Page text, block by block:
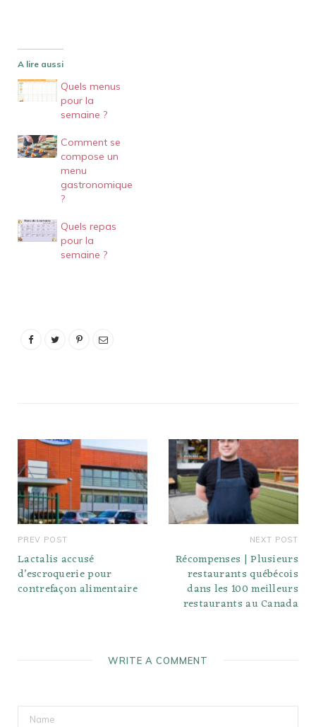
A lire aussi
Quels menus
pour la
semaine ?
Comment se
compose un
menu
gastronomique
?
Quels repas
pour la
semaine ?
PREV POST
Lactalis accusé
d’escroquerie pour
contrefaçon alimentaire
NEXT POST
Récompenses | Plusieurs
restaurants québécois
dans les 100 meilleurs
restaurants au Canada
WRITE A COMMENT